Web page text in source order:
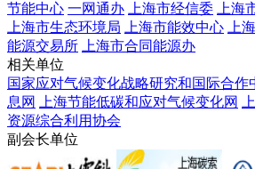
节能中心 一网通办 上海市经信委 上海
上海市生态环境局
上海市能效中心 上
能源交易所
上海市合同能源办
相关单位
国家应对气候变化战略研究和国际合作
息网
上海节能低碳和应对气候变化网
资源综合利用协会
副会长单位